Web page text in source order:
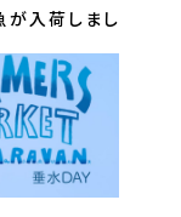
入荷しまし